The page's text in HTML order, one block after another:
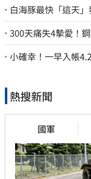
白海豚最快「這天
300天痛失4摯愛！
喊：這輩子最痛的路
小確幸！一早入帳
熱搜新聞
國軍